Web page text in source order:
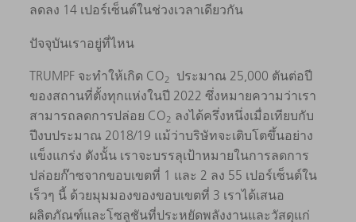
ลดลง 14 เปอร์เซ็นต์ในช่วงเวลาเดียวกัน
ปัจจุบันเราอยู่ที่ไหน
TRUMPF จะทำให้เกิด CO2
ประมาณ 25,000 ตันต่อปี
ของสถานที่ตั้งทุกแห่งในปี 2022 ซึ่งหมายความว่าเรา
สามารถลดการปล่อย CO2 ลงได้ครึ่งหนึ่งเมื่อเทียบกับ
ปีงบประมาณ 2018/19 แม้ว่าบริษัทจะเติบโตขึ้นอย่าง
แข็งแกร่ง ดังนั้น เราจะบรรลุเป้าหมายในการลดการ
ปล่อยก๊าซจากขอบเขตที่ 1 และ 2 ลง 55 เปอร์เซ็นต์ใน
เร็วๆ นี้ ด้วยมุมมองของขอบเขตที่ 3 เราได้เสนอ
ผลิตภัณฑ์และโซลูชันที่ประหยัดพลังงานและวัสดุแก่